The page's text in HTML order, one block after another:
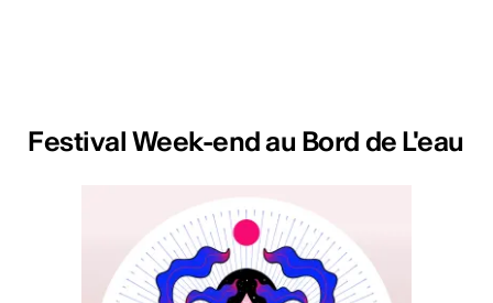
Festival Week-end au Bord de L'eau